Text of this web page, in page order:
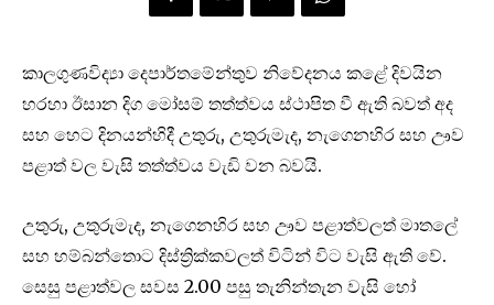
කාලගුණවිද්‍යා දෙපාර්තමේන්තුව නිවේදනය කළේ දිවයින
හරහා ඊසාන දිග මෝසම් තත්ත්වය ස්ථාපිත වී ඇති බවත් අද
සහ හෙට දිනයන්හිදී උතුරු, උතුරුමැද, නැගෙනහිර සහ ඌව
පළාත් වල වැසි තත්ත්වය වැඩි වන බවයි.
උතුරු, උතුරුමැද, නැගෙනහිර සහ ඌව පළාත්වලත් මාතලේ
සහ හම්බන්තොට දිස්ත්‍රික්කවලත් විටින් විට වැසි ඇති වේ.
සෙසු පළාත්වල සවස 2.00 පසු තැනින්තැන වැසි හෝ